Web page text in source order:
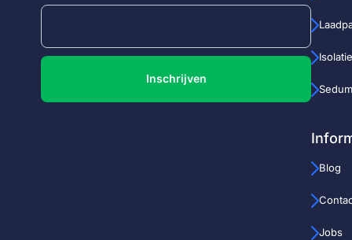
Inschrijven
Blog
Jobs